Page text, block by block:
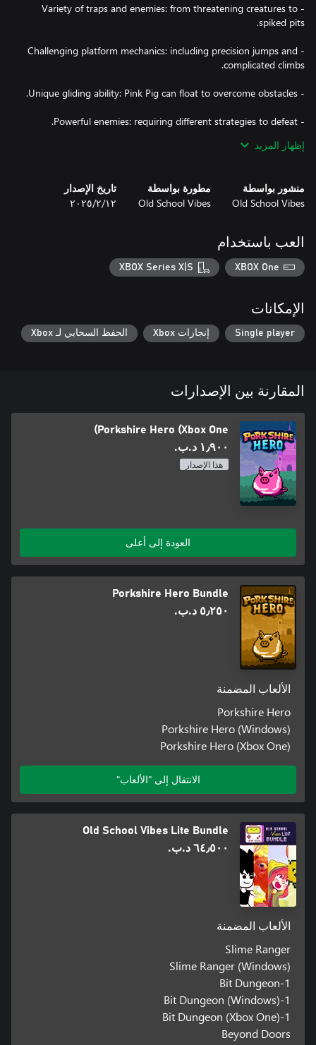
- Variety of traps and enemies: from threatening creatures to
- Challenging platform mechanics: including precision jumps and
Pink Pig embarks on a challenging and colorful adventure,
and traps. The game offers a delightful mix of challenge and
charm.
إظهار المزيد
منشور بواسطة
Old School Vibes
مطورة بواسطة
Old School Vibes
تاريخ الإصدار
١٢‏/٢‏/٢٠٢٥
العب باستخدام
XBOX One
XBOX Series X|S
الإمكانات
Single player إنجازات Xbox الحفظ السحابي لـ Xbox
المقارنة بين الإصدارات
Porkshire Hero (Xbox One)
١٫٩٠٠ د.ب.‏
هذا الإصدار
العودة إلى أعلى
Porkshire Hero Bundle
٥٫٢٥٠ د.ب.‏
الألعاب المضمنة
Porkshire Hero
Porkshire Hero (Windows)
Porkshire Hero (Xbox One)
الانتقال إلى "الألعاب"
Old School Vibes Lite Bundle
٦٤٫٥٠٠ د.ب.‏
الألعاب المضمنة
Slime Ranger
Slime Ranger (Windows)
1-Bit Dungeon
1-Bit Dungeon (Windows)
1-Bit Dungeon (Xbox One)
Beyond Doors